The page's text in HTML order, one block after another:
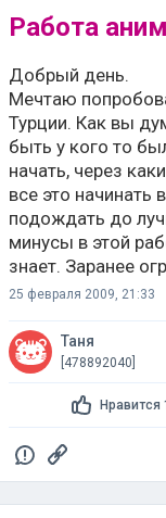
Работа
Добрый день.
Мечтаю
Турции. Как вы
быть у кого то
начать, через
все это начинать
подождать до
минусы в этой
знает. Заранее
25 февраля 2009, 21:33
Таня
[478892040]
Нравится